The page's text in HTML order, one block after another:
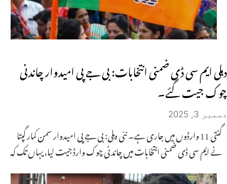
دہلی ایم سی ڈی ضمنی انتخابات: بی جے پی امیدوار چاندنی
چوک جیت گئے۔
دسمبر 3, 2025
گنتی 11 وارڈوں میں جاری ہے۔ نئی دہلی: بی جے پی امیدوار سمن کمار گپتا
نے ایم سی ڈی ضمنی انتخابات میں چاندنی چوک وارڈ جیت لیا، یہاں تک کہ